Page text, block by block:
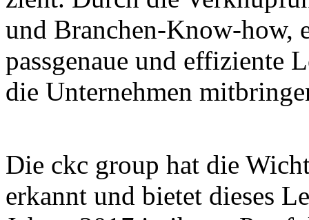
und Branchen-Know-how,
passgenaue und effiziente
die Unternehmen
Die ckc group hat die
erkannt und bietet dieses